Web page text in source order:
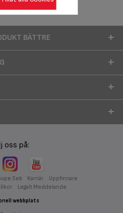
BÄTTRE
oss på:
Seb Karriär
Uppfinnare
Legalt Meddelande
webbplats